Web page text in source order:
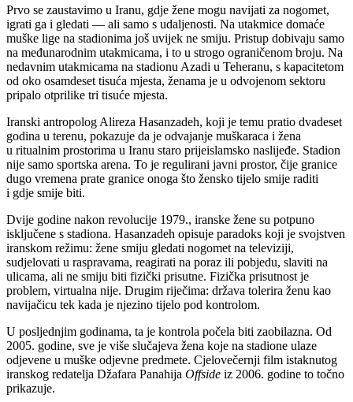
Prvo se zaustavimo u Iranu, gdje žene mogu navijati za nogomet,
igrati ga i gledati — ali samo s udaljenosti. Na utakmice domaće
muške lige na stadionima još uvijek ne smiju. Pristup dobivaju samo
na međunarodnim utakmicama, i to u strogo ograničenom broju. Na
nedavnim utakmicama na stadionu Azadi u Teheranu, s kapacitetom
od oko osamdeset tisuća mjesta, ženama je u odvojenom sektoru
pripalo otprilike tri tisuće mjesta.
Iranski antropolog Alireza Hasanzadeh, koji je temu pratio dvadeset
godina u terenu, pokazuje da je odvajanje muškaraca i žena
u ritualnim prostorima u Iranu staro prijeislamsko naslijeđe. Stadion
nije samo sportska arena. To je regulirani javni prostor, čije granice
dugo vremena prate granice onoga što žensko tijelo smije raditi
i gdje smije biti.
Dvije godine nakon revolucije 1979., iranske žene su potpuno
isključene s stadiona. Hasanzadeh opisuje paradoks koji je svojstven
iranskom režimu: žene smiju gledati nogomet na televiziji,
sudjelovati u raspravama, reagirati na poraz ili pobjedu, slaviti na
ulicama, ali ne smiju biti fizički prisutne. Fizička prisutnost je
problem, virtualna nije. Drugim riječima: država tolerira ženu kao
navijačicu tek kada je njezino tijelo pod kontrolom.
U posljednjim godinama, ta je kontrola počela biti zaobilazna. Od
2005. godine, sve je više slučajeva žena koje na stadione ulaze
odjevene u muške odjevne predmete. Cjelovečernji film istaknutog
iranskog redatelja Džafara Panahija Offside iz 2006. godine to točno
prikazuje.